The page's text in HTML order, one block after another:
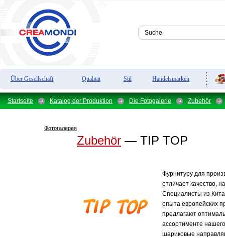
Über Gesellschaft Qualität Stil Handelsmarken
Startseite Katalog der Produktion Die Fotogalerie Zubehör
Фотогалерея
Zubehör — TIP TOP
Фурнитуру для
отличает качество,
Специалисты из
опыта европейских
предлагают
ассортименте
шариковые